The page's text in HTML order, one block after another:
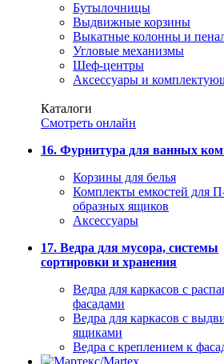
Бутылочницы
Выдвижные корзины
Выкатные колонны и
Угловые механизмы
Шеф-центры
Аксессуары и
Каталоги
Смотреть онлайн
16. Фурнитура для ванных
Корзины для белья
Комплекты емкостей для
образных ящиков
Аксессуары
17. Ведра для мусора, системы
сортировки и хранения
Ведра для каркасов с
фасадами
Ведра для каркасов с
ящиками
Ведра с креплением к